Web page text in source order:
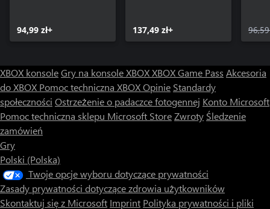
94,99 zł+ 137,49 zł+ 96,59
XBOX konsoleGry na konsole XBOXXBOX Game Pass Akcesoria
do XBOX Pomoc techniczna XBOXOpinie Standardy
społeczności Ostrzeżenie o padaczce fotogennej Konto Microsoft
Pomoc techniczna sklepu Microsoft StoreZwroty Śledzenie
zamówień
Gry
Polski (Polska)
Twoje opcje wyboru dotyczące prywatności
Zasady prywatności dotyczące zdrowia użytkowników
Skontaktuj się z Microsoft Imprint Polityka prywatności i pliki